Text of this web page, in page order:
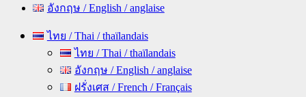
อังกฤษ / English / anglaise
Primary ไทย / Thai / thaïlandais
ไทย / Thai / thaïlandais
อังกฤษ / English / anglaise
ฝรั่งเศส / French / Français